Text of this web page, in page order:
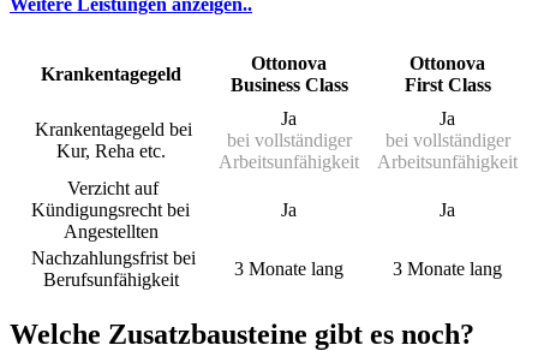
Weitere Leistungen anzeigen..
Krankentagegeld
Ottonova
Business Class
Ottonova
First Class
Krankentagegeld bei
Kur, Reha etc.
Ja
bei vollständiger
Arbeitsunfähigkeit
Ja
bei vollständiger
Arbeitsunfähigkeit
Verzicht auf
Kündigungsrecht bei
Angestellten
Ja Ja
Nachzahlungsfrist bei
Berufsunfähigkeit
3 Monate lang 3 Monate lang
Welche Zusatzbausteine gibt es noch?